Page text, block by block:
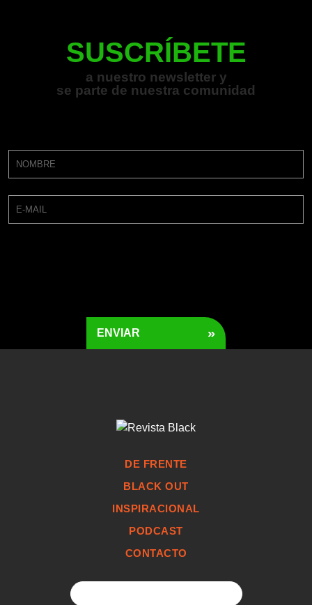
SUSCRÍBETE
a nuestro newsletter y
se parte de nuestra comunidad
ENVIAR »
DE FRENTE
BLACK OUT
INSPIRACIONAL
PODCAST
CONTACTO